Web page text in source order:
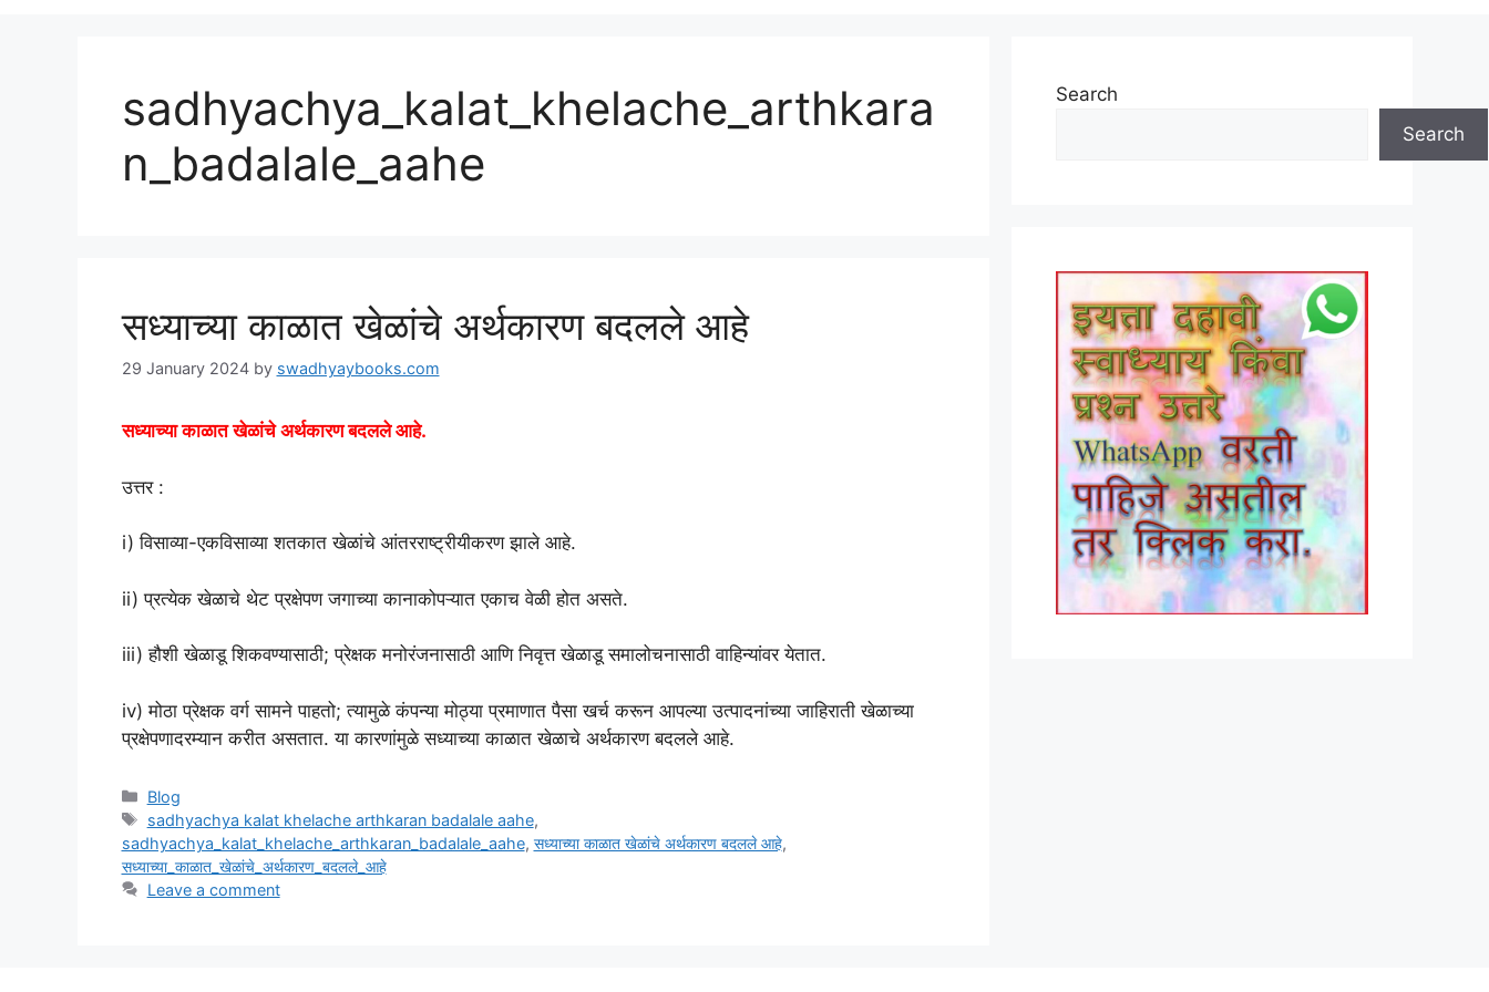
sadhyachya_kalat_khelache_arthkara
n_badalale_aahe
सध्याच्या काळात खेळांचे अर्थकारण बदलले आहे
29 January 2024 by swadhyaybooks.com
सध्याच्या काळात खेळांचे अर्थकारण बदलले आहे.
उत्तर :
i) विसाव्या-एकविसाव्या शतकात खेळांचे आंतरराष्ट्रीयीकरण झाले आहे.
ii) प्रत्येक खेळाचे थेट प्रक्षेपण जगाच्या कानाकोपऱ्यात एकाच वेळी होत असते.
iii) हौशी खेळाडू शिकवण्यासाठी; प्रेक्षक मनोरंजनासाठी आणि निवृत्त खेळाडू समालोचनासाठी वाहिन्यांवर येतात.
iv) मोठा प्रेक्षक वर्ग सामने पाहतो; त्यामुळे कंपन्या मोठ्या प्रमाणात पैसा खर्च करून आपल्या उत्पादनांच्या जाहिराती खेळाच्या
प्रक्षेपणादरम्यान करीत असतात. या कारणांमुळे सध्याच्या काळात खेळाचे अर्थकारण बदलले आहे.
Categories
Blog
Tags
sadhyachya kalat khelache arthkaran badalale aahe,
sadhyachya_kalat_khelache_arthkaran_badalale_aahe, सध्याच्या काळात खेळांचे अर्थकारण बदलले आहे,
सध्याच्या_काळात_खेळांचे_अर्थकारण_बदलले_आहे
Leave a comment
Search
Search